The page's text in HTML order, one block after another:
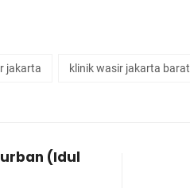
jakarta klinik wasir jakarta barat
(Idul